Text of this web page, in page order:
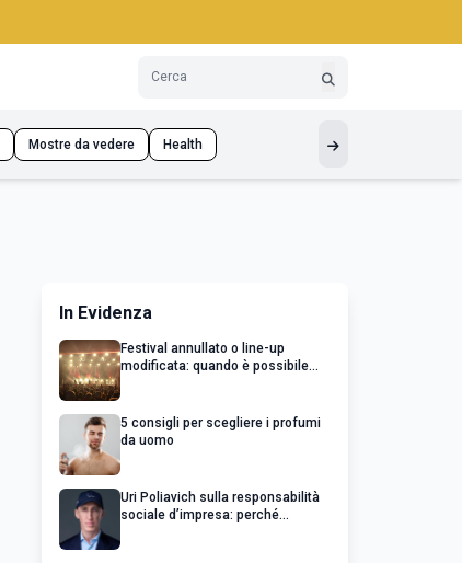
Mostre da vedere Health
In Evidenza
Festival annullato o line-up
modificata: quando è possibile
5 consigli per scegliere i profumi
da uomo
Uri Poliavich sulla responsabilità
sociale d’impresa: perché